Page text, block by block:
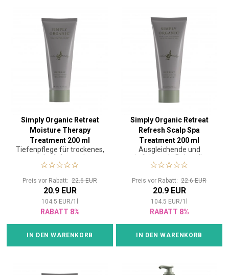
Simply Organic Retreat
Moisture Therapy
Treatment 200 ml
Tiefenpflege für trockenes,
geschwächtes oder
chemisch behandeltes Haar
Preis vor Rabatt: 22.6 EUR
20.9 EUR
104.5 EUR/1
RABATT 8%
IN DEN WARENKORB
Simply Organic Retreat
Refresh Scalp Spa
Treatment 200 ml
Ausgleichende und
revitalisierende Behandlung
für die Kopfhaut
Preis vor Rabatt: 22.6 EUR
20.9 EUR
104.5 EUR/1
RABATT 8%
IN DEN WARENKORB